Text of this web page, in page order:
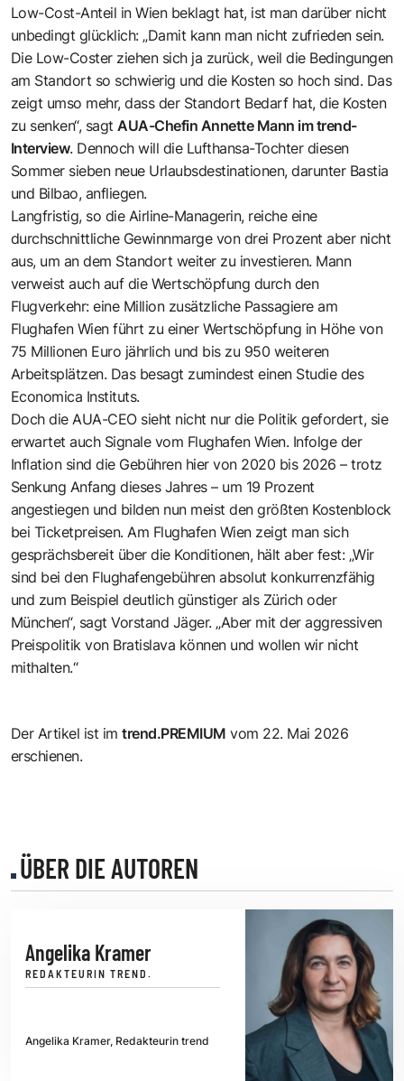
Low-Cost-Anteil in Wien beklagt hat, ist man darüber nicht
unbedingt glücklich: „Damit kann man nicht zufrieden sein.
Die Low-Coster ziehen sich ja zurück, weil die Bedingungen
am Standort so schwierig und die Kosten so hoch sind. Das
zeigt umso mehr, dass der Standort Bedarf hat, die Kosten
zu senken“, sagt AUA-Chefin Annette Mann im trend-
Interview. Dennoch will die Lufthansa-Tochter diesen
Sommer sieben neue Urlaubsdestinationen, darunter Bastia
und Bilbao, anfliegen.
Langfristig, so die Airline-Managerin, reiche eine
durchschnittliche Gewinnmarge von drei Prozent aber nicht
aus, um an dem Standort weiter zu investieren. Mann
verweist auch auf die Wertschöpfung durch den
Flugverkehr: eine Million zusätzliche Passagiere am
Flughafen Wien führt zu einer Wertschöpfung in Höhe von
75 Millionen Euro jährlich und bis zu 950 weiteren
Arbeitsplätzen. Das besagt zumindest einen Studie des
Economica Instituts.
Doch die AUA-CEO sieht nicht nur die Politik gefordert, sie
erwartet auch Signale vom Flughafen Wien. Infolge der
Inflation sind die Gebühren hier von 2020 bis 2026 – trotz
Senkung Anfang dieses Jahres – um 19 Prozent
angestiegen und bilden nun meist den größten Kostenblock
bei Ticketpreisen. Am Flughafen Wien zeigt man sich
gesprächsbereit über die Konditionen, hält aber fest: „Wir
sind bei den Flughafengebühren absolut konkurrenzfähig
und zum Beispiel deutlich günstiger als Zürich oder
München“, sagt Vorstand Jäger. „Aber mit der aggressiven
Preispolitik von Bratislava können und wollen wir nicht
mithalten.“
Der Artikel ist imtrend.PREMIUM vom 22. Mai 2026
erschienen.
ÜBER DIE AUTOREN
Angelika Kramer
REDAKTEURIN TREND.
Angelika Kramer, Redakteurin trend